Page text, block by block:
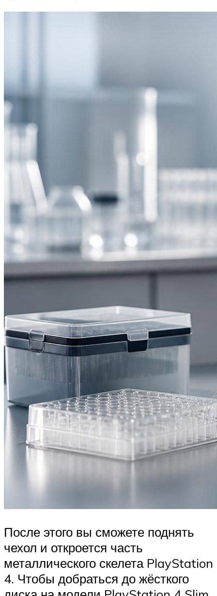
После этого вы сможете поднять
чехол и откроется часть
металлического скелета PlayStation
4. Чтобы добраться до жёсткого